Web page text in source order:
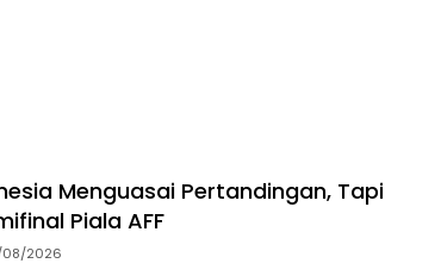
Menguasai Pertandingan, Tapi
Piala AFF
2026